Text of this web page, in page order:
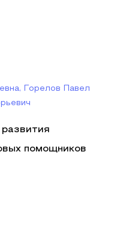
Горелов Павел
помощников